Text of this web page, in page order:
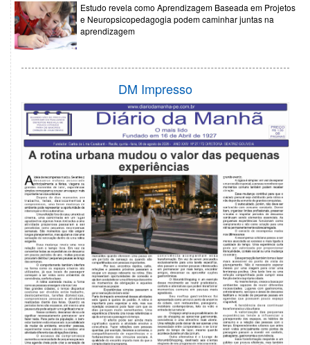
Estudo revela como Aprendizagem Baseada em Projetos
e Neuropsicopedagogia podem caminhar juntas na
aprendizagem
DM Impresso